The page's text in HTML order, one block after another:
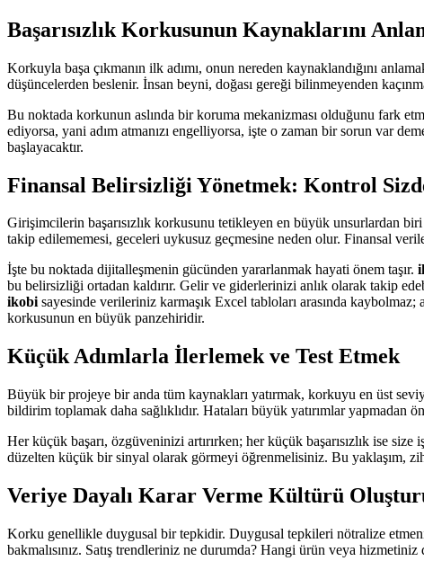
Başarısızlık Korkusunun Kaynaklarını
Korkuyla başa çıkmanın ilk adımı, onun nereden kaynaklandığını
düşüncelerden beslenir. İnsan beyni, doğası gereği bilinmeyenden
Bu noktada korkunun aslında bir koruma mekanizması olduğunu fark
ediyorsa, yani adım atmanızı engelliyorsa, işte o zaman bir sorun var
başlayacaktır.
Finansal Belirsizliği Yönetmek: Kontrol
Girişimcilerin başarısızlık korkusunu tetikleyen en büyük unsurlardan
takip edilememesi, geceleri uykusuz geçmesine neden olur. Finansal
İşte bu noktada dijitalleşmenin gücünden yararlanmak hayati önem taşır.
bu belirsizliği ortadan kaldırır. Gelir ve giderlerinizi anlık olarak takip
ikobisayesinde verileriniz karmaşık Excel tabloları arasında
korkusunun en büyük panzehiridir.
Küçük Adımlarla İlerlemek ve Test Etmek
Büyük bir projeye bir anda tüm kaynakları yatırmak, korkuyu en üst
bildirim toplamak daha sağlıklıdır. Hataları büyük yatırımlar
Her küçük başarı, özgüveninizi artırırken; her küçük başarısızlık ise
düzelten küçük bir sinyal olarak görmeyi öğrenmelisiniz. Bu yaklaşım,
Veriye Dayalı Karar Verme Kültürü
Korku genellikle duygusal bir tepkidir. Duygusal tepkileri nötralize
bakmalısınız. Satış trendleriniz ne durumda? Hangi ürün veya